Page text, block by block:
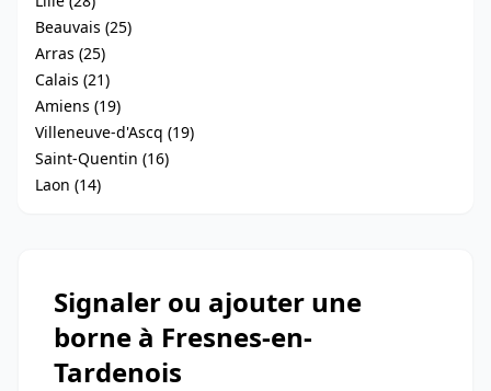
Beauvais (25)
Arras (25)
Calais (21)
Amiens (19)
Villeneuve-d'Ascq (19)
Saint-Quentin (16)
Laon (14)
Signaler ou ajouter une
borne à Fresnes-en-
Tardenois